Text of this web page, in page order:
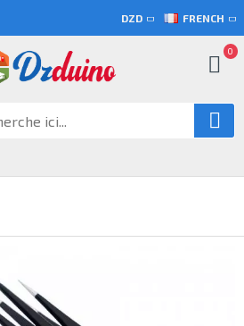
DZD FRENCH
0